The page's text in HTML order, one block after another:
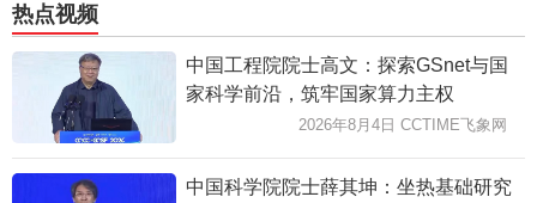
热点视频
中国工程院院士高文：探索GSnet与国
家科学前沿，筑牢国家算力主权
2026年8月4日 CCTIME飞象网
中国科学院院士薛其坤：坐热基础研究